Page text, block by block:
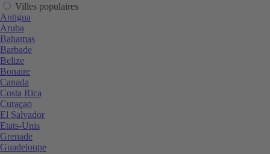
Villes populaires
Antigua
Aruba
Bahamas
Barbade
Belize
Bonaire
Canada
Costa Rica
Curaçao
El Salvador
Etats-Unis
Grenade
Guadeloupe